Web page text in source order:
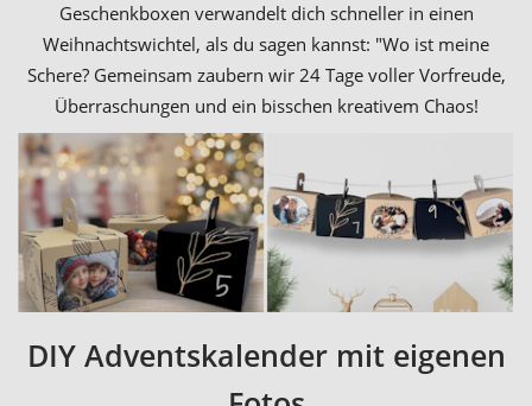
Geschenkboxen verwandelt dich schneller in einen
Weihnachtswichtel, als du sagen kannst: "Wo ist meine
Schere? Gemeinsam zaubern wir 24 Tage voller Vorfreude,
Überraschungen und ein bisschen kreativem Chaos!
DIY Adventskalender mit eigenen